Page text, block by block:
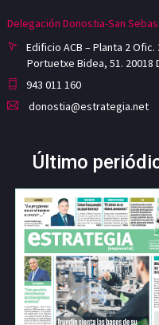
Delegación Donostia-San
Edificio ACB – Planta 2 Ofic.
Portuetxe Bidea, 51. 20018
943 011 160
donostia@estrategia.net
Último